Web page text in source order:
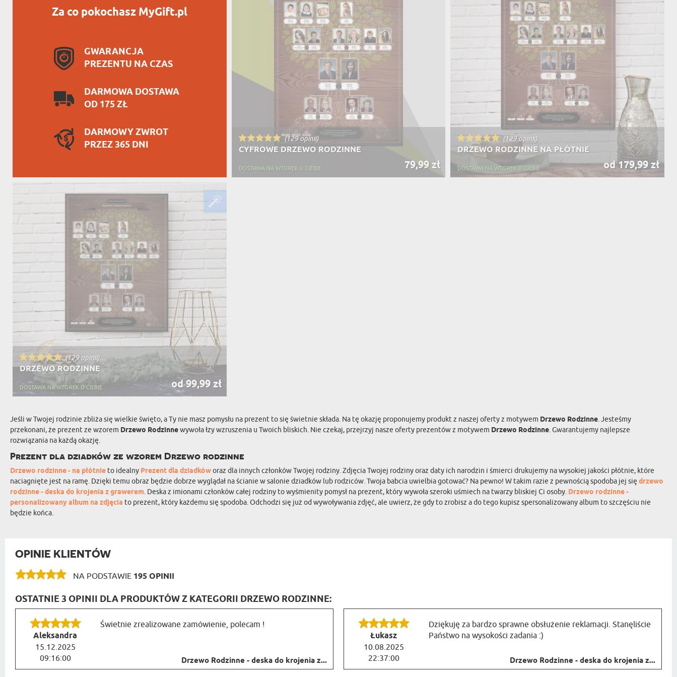
Za co pokochasz MyGift.pl
GWARANCJA
PREZENTU NA CZAS
DARMOWA DOSTAWA
OD 175 ZŁ
DARMOWY ZWROT
PRZEZ 365 DNI
(129 opinii)
CYFROWE DRZEWO RODZINNE
79,99 zł
DOSTAWA NA WTOREK U CIEBIE
(129 opinii)
DRZEWO RODZINNE NA PŁÓTNIE
od 179,99 zł
DOSTAWA NA WTOREK U CIEBIE
(129 opinii)
DRZEWO RODZINNE
od 99,99 zł
DOSTAWA NA WTOREK U CIEBIE
Jeśli w Twojej rodzinie zbliża się wielkie święto, a Ty nie masz pomysłu na prezent to się świetnie składa. Na tę okazję proponujemy produkt z naszej oferty z motywem Drzewo Rodzinne. Jesteśmy
przekonani, że prezent ze wzorem Drzewo Rodzinnewywoła łzy wzruszenia u Twoich bliskich. Nie czekaj, przejrzyj nasze oferty prezentów z motywem Drzewo Rodzinne. Gwarantujemy najlepsze
rozwiązania na każdą okazję.
Prezent dla dziadków ze wzorem Drzewo rodzinne
Drzewo rodzinne - na płótnie to idealny Prezent dla dziadkóworaz dla innych członków Twojej rodziny. Zdjęcia Twojej rodziny oraz daty ich narodzin i śmierci drukujemy na wysokiej jakości płótnie, które
naciagnięte jest na ramę. Dzięki temu obraz będzie dobrze wyglądał na ścianie w salonie dziadków lub rodziców. Twoja babcia uwielbia gotować? Na pewno! W takim razie z pewnością spodoba jej się drzewo
rodzinne - deska do krojenia z grawerem. Deska z imionami członków całej rodziny to wyśmienity pomysł na prezent, który wywoła szeroki uśmiech na twarzy bliskiej Ci osoby. Drzewo rodzinne -
personalizowany album na zdjęcia to prezent, który każdemu się spodoba. Odchodzi się już od wywoływania zdjęć, ale uwierz, że gdy to zrobisz a do tego kupisz spersonalizowany album to szczęściu nie
będzie końca.
OPINIE KLIENTÓW
NA PODSTAWIE 195 OPINII
OSTATNIE 3 OPINII DLA PRODUKTÓW Z KATEGORII DRZEWO RODZINNE:
Aleksandra
15.12.2025
09:16:00
Świetnie zrealizowane zamówienie, polecam !
Drzewo Rodzinne - deska do krojenia z...
Łukasz
10.08.2025
22:37:00
Dziękuję za bardzo sprawne obsłużenie reklamacji. Stanęliście
Państwo na wysokości zadania :)
Drzewo Rodzinne - deska do krojenia z...